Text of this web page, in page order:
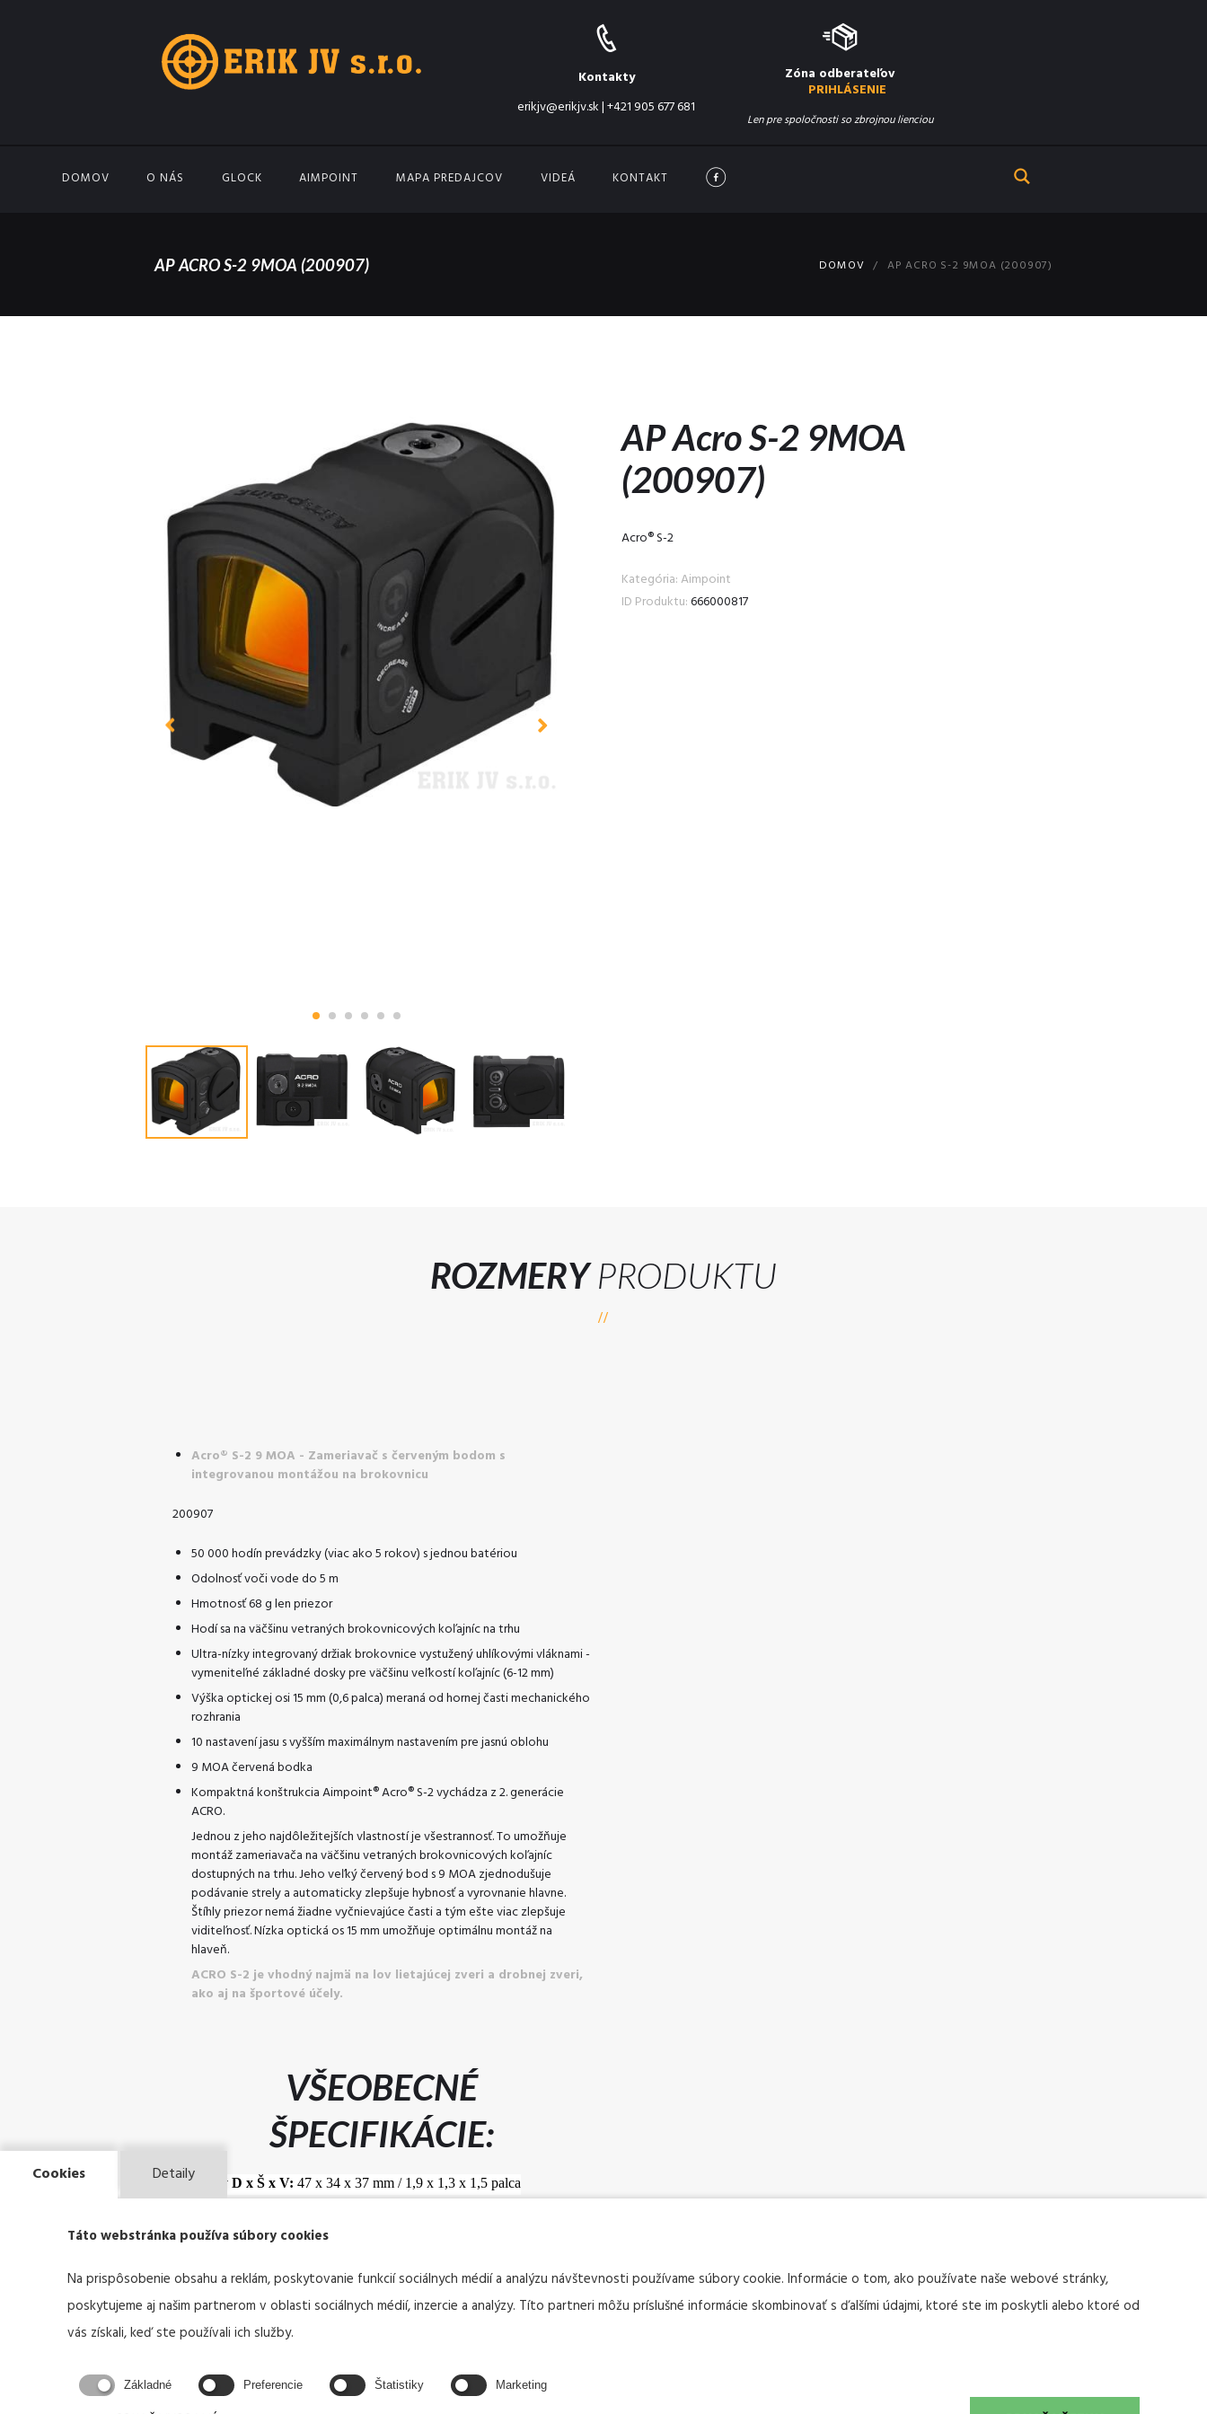
Kontakty
erikjv@erikjv.sk|+421 905 677 681
Zóna odberateľov
PRIHLÁSENIE
Len pre spoločnosti so zbrojnou lienciou
DOMOV O NÁS GLOCK AIMPOINT MAPA PREDAJCOV VIDEÁ KONTAKT
AP ACRO S-2 9MOA (200907) DOMOV AP ACRO S-2 9MOA (200907)
AP Acro S-2 9MOA
(200907)
Acro® S-2
Kategória: Aimpoint
ID Produktu:666000817
ROZMERYPRODUKTU
Acro® S-2 9 MOA - Zameriavač s červeným bodom s
integrovanou montážou na brokovnicu
200907
50 000 hodín prevádzky (viac ako 5 rokov) s jednou batériou
Odolnosť voči vode do 5 m
Hmotnosť 68 g len priezor
Hodí sa na väčšinu vetraných brokovnicových koľajníc na trhu
Ultra-nízky integrovaný držiak brokovnice vystužený uhlíkovými vláknami -
vymeniteľné základné dosky pre väčšinu veľkostí koľajníc (6-12 mm)
Výška optickej osi 15 mm (0,6 palca) meraná od hornej časti mechanického
rozhrania
10 nastavení jasu s vyšším maximálnym nastavením pre jasnú oblohu
9 MOA červená bodka
Kompaktná konštrukcia Aimpoint® Acro® S-2 vychádza z 2. generácie
ACRO.
Jednou z jeho najdôležitejších vlastností je všestrannosť. To umožňuje
montáž zameriavača na väčšinu vetraných brokovnicových koľajníc
dostupných na trhu. Jeho veľký červený bod s 9 MOA zjednodušuje
podávanie strely a automaticky zlepšuje hybnosť a vyrovnanie hlavne.
Štíhly priezor nemá žiadne vyčnievajúce časti a tým ešte viac zlepšuje
viditeľnosť. Nízka optická os 15 mm umožňuje optimálnu montáž na
hlaveň.
ACRO S-2 je vhodný najmä na lov lietajúcej zveri a drobnej zveri,
ako aj na športové účely.
VŠEOBECNÉ
ŠPECIFIKÁCIE:
Rozmery D x Š x V: 47 x 34 x 37 mm / 1,9 x 1,3 x 1,5 palca
Očná úľava:Neobmedzený
Montážna plošina:Brokovnica Rebro so šírkou 6,0 - 12,0 mm a
Cookies Detaily
Táto webstránka používa súbory cookies
Na prispôsobenie obsahu a reklám, poskytovanie funkcií sociálnych médií a analýzu návštevnosti používame súbory cookie. Informácie o tom, ako používate naše webové stránky,
poskytujeme aj našim partnerom v oblasti sociálnych médií, inzercie a analýzy. Títo partneri môžu príslušné informácie skombinovať s ďalšími údajmi, ktoré ste im poskytli alebo ktoré od
vás získali, keď ste používali ich služby.
Základné Preferencie Štatistiky Marketing